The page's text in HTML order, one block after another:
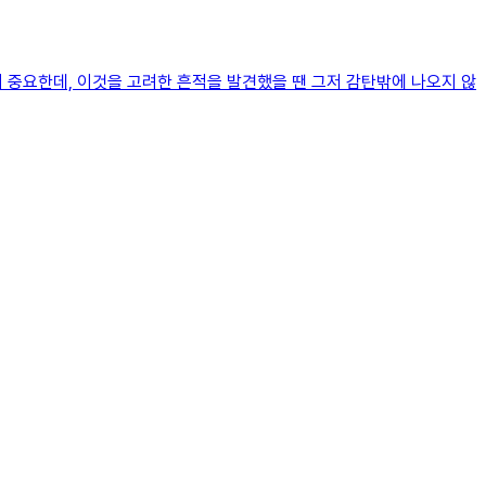
요한데, 이것을 고려한 흔적을 발견했을 땐 그저 감탄밖에 나오지 않